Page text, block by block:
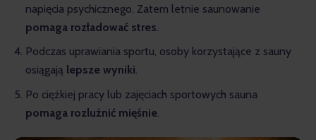
napięcia psychicznego. Zatem letnie saunowanie
pomaga rozładować stres
Podczas uprawiania sportu, osoby korzystające z sauny
osiągają lepsze wyniki.
Po ciężkiej pracy lub zajęciach sportowych sauna
pomaga rozluźnić mięśnie.